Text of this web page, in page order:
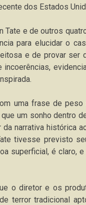
dos Estados
Tate e de outros
para elucidar o
e de provar
incoerências,
uma frase de
um sonho dentro
narrativa histórica
tivesse previsto
superficial, é claro,
o diretor e os
terror tradicional